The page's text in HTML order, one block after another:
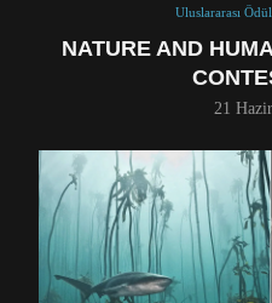
Uluslararası
NATURE AND
21